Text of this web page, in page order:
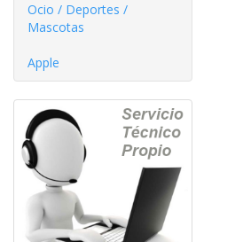
Ocio / Deportes /
Mascotas
Apple